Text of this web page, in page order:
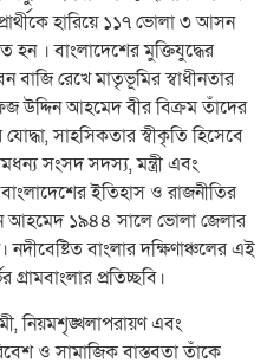
প্রার্থীকে হারিয়ে ১১৭ ভোলা ৩ আসন
হন । বাংলাদেশের মুক্তিযুদ্ধের
বাজি রেখে মাতৃভূমির স্বাধীনতার
উদ্দিন আহমেদ বীর বিক্রম তাঁদের
সাহসিকতার স্বীকৃতি হিসেবে
সংসদ সদস্য, মন্ত্রী এবং
ইতিহাস ও রাজনীতির
আহমেদ ১৯৪৪ সালে ভোলা জেলার
বাংলার দক্ষিণাঞ্চলের এই
প্রতিচ্ছবি।
নিয়মশৃঙ্খলাপরায়ণ এবং
ও সামাজিক বাস্তবতা তাঁকে